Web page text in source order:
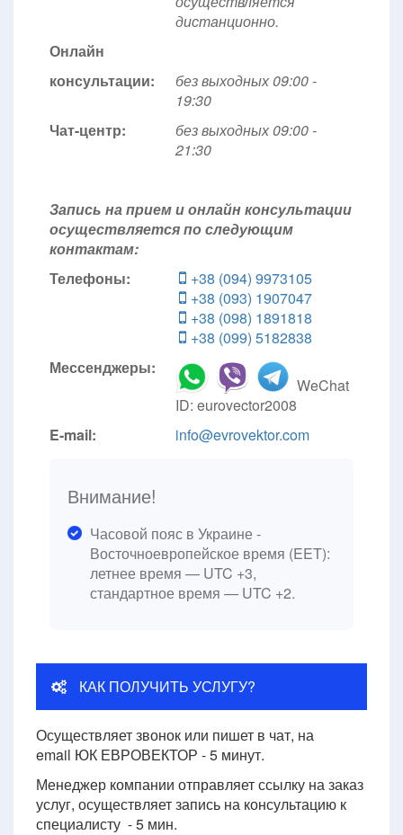
дистанционно.
Онлайн
консультации:
без выходных 09:00 -
19:30
Чат-центр:
без выходных 09:00 -
21:30
Запись на прием и онлайн консультации
осуществляется по следующим
контактам:
Телефоны:
+38 (094) 9973105
+38 (093) 1907047
+38 (098) 1891818
+38 (099) 5182838
Мессенджеры:
WeChat
ID: eurovector2008
E-mail:
info@evrovektor.com
Внимание!
Часовой пояс в Украине -
Восточноевропейское время (EET):
летнее время — UTC +3,
стандартное время — UTC +2.
КАК ПОЛУЧИТЬ УСЛУГУ?
Осуществляет звонок или пишет в чат, на
email ЮК ЕВРОВЕКТОР - 5 минут.
Менеджер компании отправляет ссылку на заказ
услуг, осуществляет запись на консультацию к
специалисту - 5 мин.